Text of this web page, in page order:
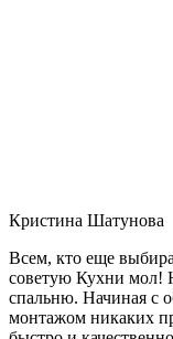
Кристина Шатунова
Всем, кто еще
советую Кухни мол!
спальню. Начиная с
монтажом никаких